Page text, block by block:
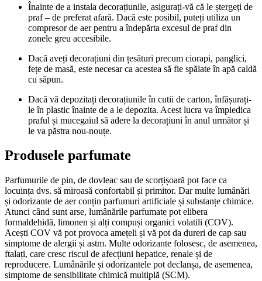
Înainte de a instala decorațiunile, asigurați-vă că le ștergeți de
praf – de preferat afară. Dacă este posibil, puteți utiliza un
compresor de aer pentru a îndepărta excesul de praf din
zonele greu accesibile.
Dacă aveți decorațiuni din țesături precum ciorapi, panglici,
fețe de masă, este necesar ca acestea să fie spălate în apă caldă
cu săpun.
Dacă vă depozitați decorațiunile în cutii de carton, înfășurați-
le în plastic înainte de a le depozita. Acest lucra va împiedica
praful și mucegaiul să adere la decorațiuni în anul următor și
le va păstra nou-nouțe.
Produsele parfumate
Parfumurile de pin, de dovleac sau de scorțișoară pot face ca
locuința dvs. să miroasă confortabil și primitor. Dar multe lumânări
și odorizante de aer conțin parfumuri artificiale și substanțe chimice.
Atunci când sunt arse, lumânările parfumate pot elibera
formaldehidă, limonen și alți compuși organici volatili (COV).
Acești COV vă pot provoca amețeli și vă pot da dureri de cap sau
simptome de alergii și astm. Multe odorizante folosesc, de asemenea,
ftalați, care cresc riscul de afecțiuni hepatice, renale și de
reproducere. Lumânările și odorizantele pot declanșa, de asemenea,
simptome de sensibilitate chimică multiplă (SCM).